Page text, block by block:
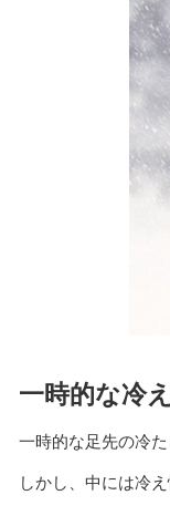
一時的な冷
一時的な足先の冷
しかし、中には冷